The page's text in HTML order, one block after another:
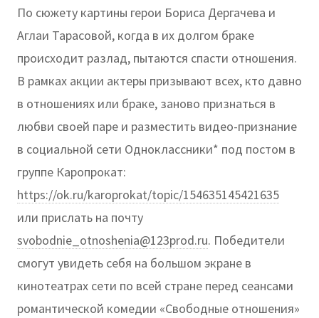
По сюжету картины герои Бориса Дергачева и
Аглаи Тарасовой, когда в их долгом браке
происходит разлад, пытаются спасти отношения.
В рамках акции актеры призывают всех, кто давно
в отношениях или браке, заново признаться в
любви своей паре и разместить видео-признание
в социальной сети Одноклассники* под постом в
группе Каропрокат:
https://ok.ru/karoprokat/topic/154635145421635
или прислать на почту
svobodnie_otnoshenia@123prod.ru. Победители
смогут увидеть себя на большом экране в
кинотеатрах сети по всей стране перед сеансами
романтической комедии «Свободные отношения»